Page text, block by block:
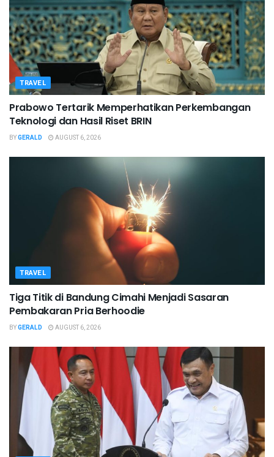
TRAVEL
Prabowo Tertarik Memperhatikan Perkembangan
Teknologi dan Hasil Riset BRIN
BYGERALD AUGUST 6, 2026
TRAVEL
Tiga Titik di Bandung Cimahi Menjadi Sasaran
Pembakaran Pria Berhoodie
BYGERALD AUGUST 6, 2026